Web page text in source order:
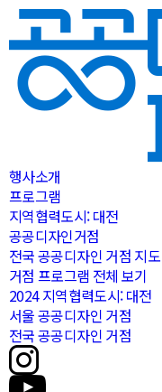
행사소개
프로그램
지역협력도시: 대전
공공디자인거점
전국 공공디자인 거점 지도
거점 프로그램 전체 보기
2024 지역협력도시: 대전
서울 공공디자인 거점
전국 공공디자인 거점